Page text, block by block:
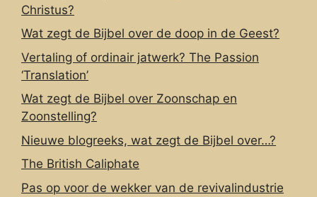
Christus?
Wat zegt de Bijbel over de doop in de Geest?
Vertaling of ordinair jatwerk? The Passion
‘Translation’
Wat zegt de Bijbel over Zoonschap en
Zoonstelling?
Nieuwe blogreeks, wat zegt de Bijbel over…?
The British Caliphate
Pas op voor de wekker van de revivalindustrie